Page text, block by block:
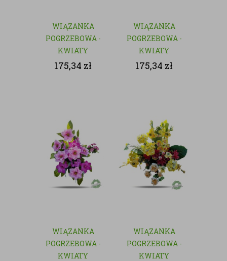
WIĄZANKA
POGRZEBOWA -
KWIATY
SZTUCZNE
175,34 zł
WIĄZANKA
POGRZEBOWA -
KWIATY
SZTUCZNE
175,34 zł
WIĄZANKA
POGRZEBOWA -
KWIATY
WIĄZANKA
POGRZEBOWA -
KWIATY